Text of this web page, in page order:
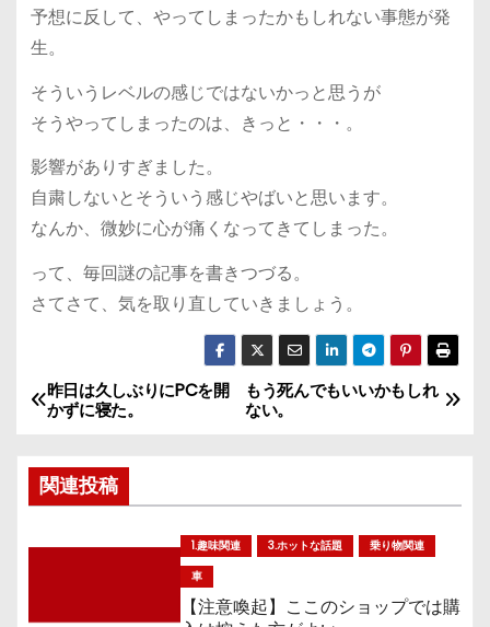
予想に反して、やってしまったかもしれない事態が発
生。
そういうレベルの感じではないかっと思うが
そうやってしまったのは、きっと・・・。
影響がありすぎました。
自粛しないとそういう感じやばいと思います。
なんか、微妙に心が痛くなってきてしまった。
って、毎回謎の記事を書きつづる。
さてさて、気を取り直していきましょう。
投
ナ
ビ
もう死んでもいいかもしれ
ない。
昨日は久しぶりにPCを開
かずに寝た。
関連投稿
1.趣味関連 3.ホットな話題
乗り物関連
車
【注意喚起】ここのショップでは購